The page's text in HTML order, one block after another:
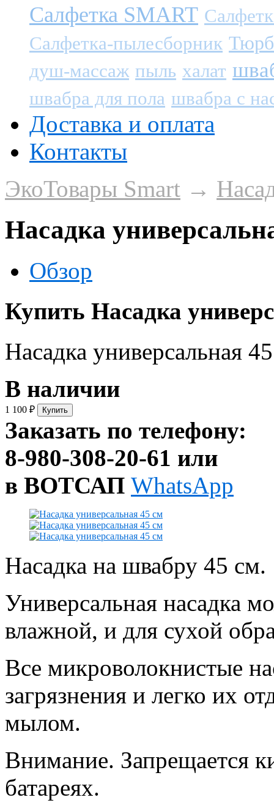
Салфетка SMART
Салфетка-пылесборник
душ-массаж пыль халат
швабра для пола швабра с
Доставка и оплата
Контакты
ЭкоТовары Smart →
Насадка
Обзор
Купить Насадка
Насадка универсальная
В наличии
1 100 ₽
Заказать по телефону:
8-980-308-20-61 или
в ВОТСАП WhatsApp
Насадка на швабру 45 см.
Универсальная насадка
влажной, и для сухой
Все микроволокнистые
загрязнения и легко их
мылом.
Внимание. Запрещается
батареях.